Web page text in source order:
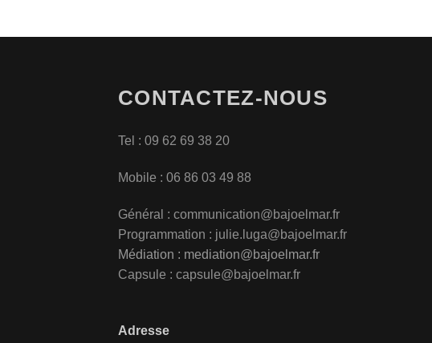
CONTACTEZ-NOUS
Tel : 09 62 69 38 20
Mobile : 06 86 03 49 88
Général : communication@bajoelmar.fr
Programmation : julie.luga@bajoelmar.fr
Médiation : mediation@bajoelmar.fr
Capsule : capsule@bajoelmar.fr
Adresse